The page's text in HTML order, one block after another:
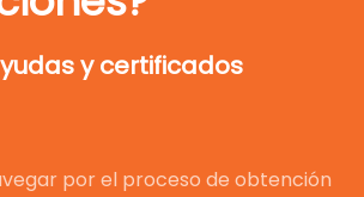
y certificados
por el proceso de obtención